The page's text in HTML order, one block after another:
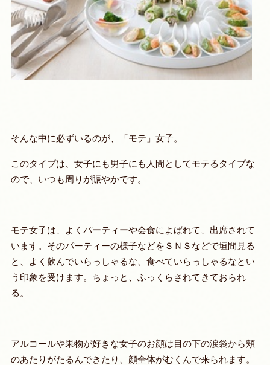
そんな中に必ずいるのが、「モテ」女子。
このタイプは、女子にも男子にも人間としてモテるタイプな
ので、いつも周りが賑やかです。
モテ女子は、よくパーティーや会食によばれて、出席されて
います。そのパーティーの様子などをＳＮＳなどで垣間見る
と、よく飲んでいらっしゃるな、食べていらっしゃるなとい
う印象を受けます。ちょっと、ふっくらされてきておられ
る。
アルコールや果物が好きな女子のお顔は目の下の涙袋から頬
のあたりがたるんできたり、顔全体がむくんで来られます。